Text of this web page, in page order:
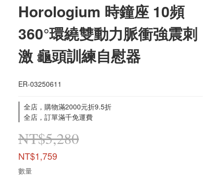
Horologium 時鐘座 10頻
360°環繞雙動力脈衝強震刺
激 龜頭訓練自慰器
ER-03250611
全店，購物滿2000元折9.5折
全店，訂單滿千免運費
NT$5,280
NT$1,759
數量